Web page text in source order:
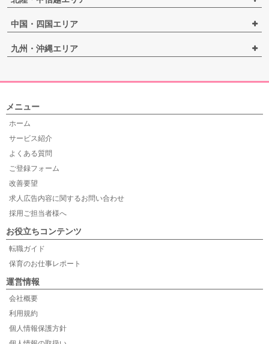
中国・四国エリア
九州・沖縄エリア
メニュー
ホーム
サービス紹介
よくある質問
ご登録フォーム
改善要望
求人広告内容に関するお問い合わせ
採用ご担当者様へ
お役立ちコンテンツ
転職ガイド
保育のお仕事レポート
運営情報
会社概要
利用規約
個人情報保護方針